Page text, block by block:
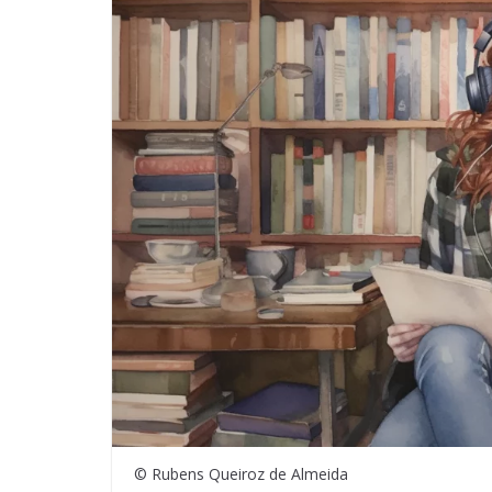
© Rubens Queiroz de Almeida